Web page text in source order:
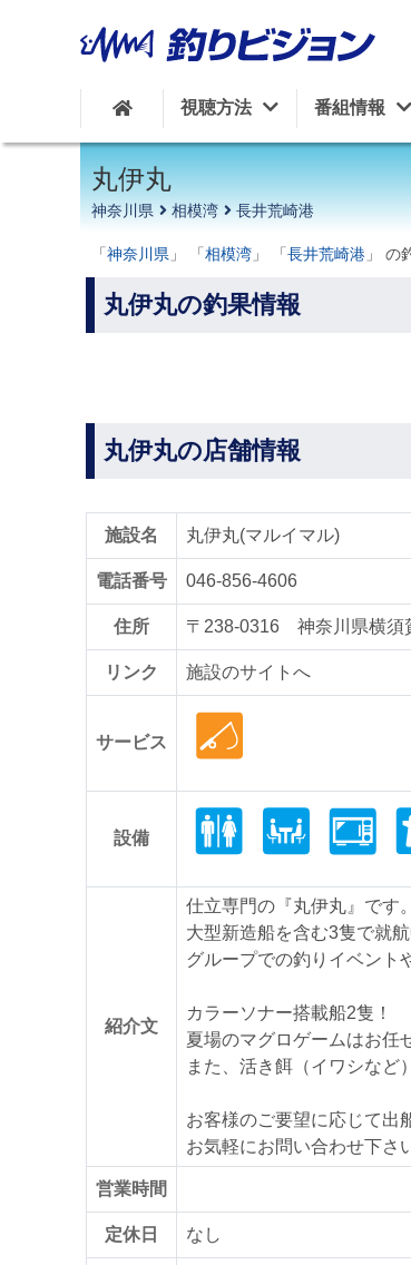
視聴方法 番組情報
丸伊丸
神奈川県 相模湾 長井荒崎港
「 神奈川県 」 「 相模湾 」 「 長井荒崎港 」 の
丸伊丸の釣果情報
丸伊丸の店舗情報
施設名 丸伊丸(マルイマル)
電話番号 046-856-4606
住所 〒238-0316 神奈川県横須
リンク 施設のサイトへ
サービス
設備
紹介文
仕立専門の『丸伊丸』です。
大型新造船を含む3隻で就航
グループでの釣りイベント
カラーソナー搭載船2隻！
夏場のマグロゲームはお任
また、活き餌（イワシなど
お客様のご要望に応じて出
お気軽にお問い合わせ下さ
営業時間
定休日 なし